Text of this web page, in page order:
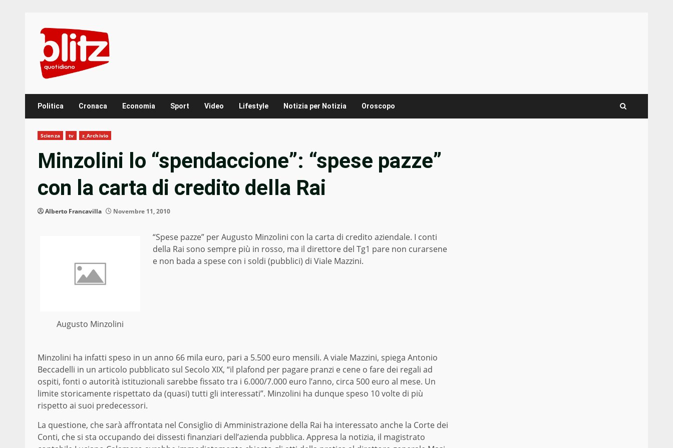
content
Politica Cronaca Economia Sport Video Lifestyle Notizia per Notizia Oroscopo
Scienza tv z_Archivio
Minzolini lo “spendaccione”: “spese pazze”
con la carta di credito della Rai
Alberto Francavilla Novembre 11, 2010
Augusto Minzolini
“Spese pazze” per Augusto Minzolini con la carta di credito aziendale. I conti
della Rai sono sempre più in rosso, ma il direttore del Tg1 pare non curarsene
e non bada a spese con i soldi (pubblici) di Viale Mazzini.
Minzolini ha infatti speso in un anno 66 mila euro, pari a 5.500 euro mensili. A viale Mazzini, spiega Antonio
Beccadelli in un articolo pubblicato sul Secolo XIX, “il plafond per pagare pranzi e cene o fare dei regali ad
ospiti, fonti o autorità istituzionali sarebbe fissato tra i 6.000/7.000 euro l’anno, circa 500 euro al mese. Un
limite storicamente rispettato da (quasi) tutti gli interessati”. Minzolini ha dunque speso 10 volte di più
rispetto ai suoi predecessori.
La questione, che sarà affrontata nel Consiglio di Amministrazione della Rai ha interessato anche la Corte dei
Conti, che si sta occupando dei dissesti finanziari dell’azienda pubblica. Appresa la notizia, il magistrato